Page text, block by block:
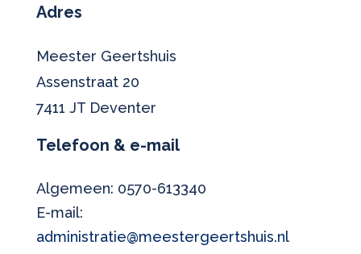
Vacatures
Adres
Meester Geertshuis
Assenstraat 20
7411 JT Deventer
Telefoon & e-mail
Algemeen: 0570-613340
E-mail:
administratie@meestergeertshuis.nl